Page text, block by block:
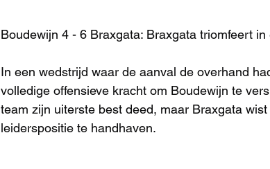
Boudewijn 4 - 6 Braxgata: Braxgata triomfeert
In een wedstrijd waar de aanval de overhand
volledige offensieve kracht om Boudewijn te
team zijn uiterste best deed, maar Braxgata
leiderspositie te handhaven.